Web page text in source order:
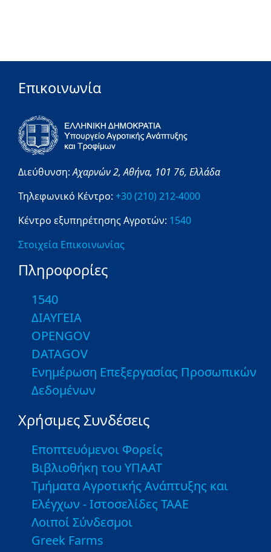
Επικοινωνία
Διεύθυνση:Αχαρνών 2,Αθήνα, 101 76, Ελλάδα
Τηλεφωνικό Κέντρο: +30 (210) 212-4000
Κέντρο εξυπηρέτησης Αγροτών: 1540
Στοιχεία Επικοινωνίας
Πληροφορίες
1540
ΔΙΑΥΓΕΙΑ
OPENGOV
DATAGOV
Ενημέρωση Επεξεργασίας Προσωπικών
Δεδομένων
Χρήσιμες Συνδέσεις
Εποπτευόμενοι Φορείς
Βιβλιοθήκη του ΥΠΑΑΤ
Τμήματα Αγροτικής Ανάπτυξης και
Ελέγχων - Ιστοσελίδες ΤΑΑΕ
Λοιποί Σύνδεσμοι
Greek Farms